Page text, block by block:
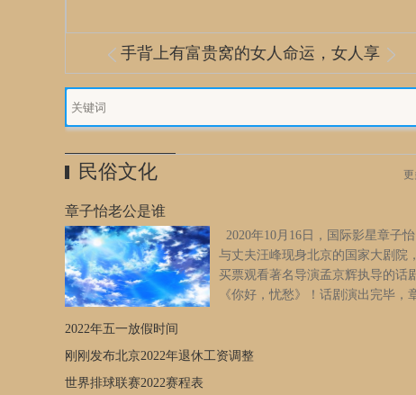
中国古代有十大秘术,也称术数,有些流
传至今!
偏财格八字有哪些影响？
彩票预测之路：四柱预测彩票的方法
揭密
化解婚灾最好的办法 挽回婚姻的的方
式
八字命理教你识破用情不专的人
手背上有富贵窝的女人命运，女人享
福的手型
民俗文化 更
章子怡老公是谁
2020年10月16日，国际影星章子怡
与丈夫汪峰现身北京的国家大剧院，
买票观看著名导演孟京辉执导的话
《你好，忧愁》！话剧演出完毕，
一道与孟京辉合影。章子怡头戴黑色贝雷帽，身着黄背心黑夹
克，身材恢复得苗条婀娜。2020年1月，章子怡顺利诞下儿子，
为二胎妈妈。期间，丈夫汪峰一句话，让章子怡泪奔。汪峰究竟
2022年五一放假时间
刚刚发布北京2022年退休工资调整
世界排球联赛2022赛程表